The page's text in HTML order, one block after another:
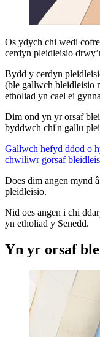
Os ydych chi wedi
cerdyn pleidleisio
Bydd y cerdyn
(ble gallwch bleidleisio
etholiad yn cael ei
Dim ond yn yr orsaf
byddwch chi'n gallu
Gallwch hefyd ddod o
chwiliwr gorsaf
Does dim angen mynd
pleidleisio.
Nid oes angen i chi
yn etholiad y Senedd.
Yn yr orsaf